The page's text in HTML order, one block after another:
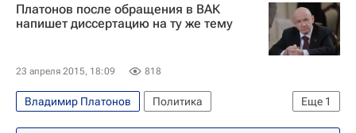
Андрей Метельский
Алексей Шапошников
Платонов после обращения в ВАК
напишет диссертацию на ту же тему
23 апреля 2015, 18:09 818
Еще 1
Владимир Платонов
Политика
Высшая аттестационная комиссия